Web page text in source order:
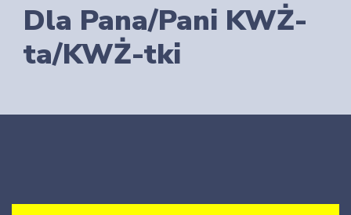
Dla Pana/Pani KWŻ-
ta/KWŻ-tki